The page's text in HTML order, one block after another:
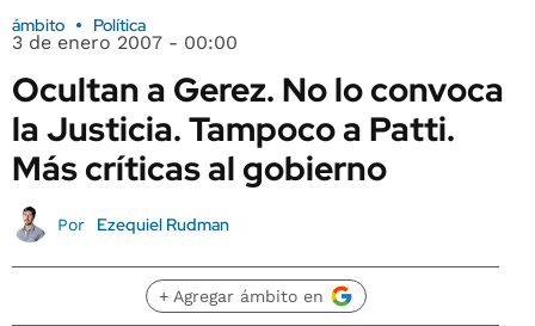
ámbito Política
3 de enero 2007 - 00:00
Ocultan a Gerez. No lo convoca
la Justicia. Tampoco a Patti.
Más críticas al gobierno
Por Ezequiel Rudman
+ Agregar ámbito en